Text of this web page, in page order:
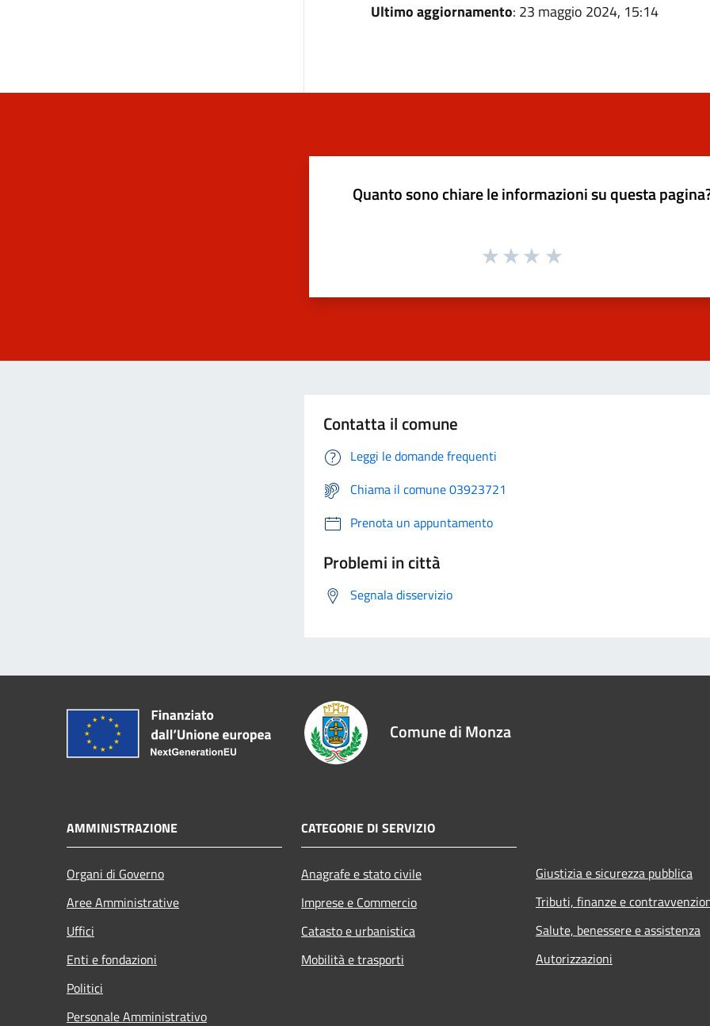
Ultimo aggiornamento: 23 maggio 2024, 15:14
Quanto sono chiare le informazioni su questa
Contatta il comune
Leggi le domande frequenti
Chiama il comune 03923721
Prenota un appuntamento
Problemi in città
Segnala disservizio
Comune di Monza
AMMINISTRAZIONE
Organi di Governo
Aree Amministrative
Uffici
Enti e fondazioni
Politici
Personale Amministrativo
CATEGORIE DI SERVIZIO
Anagrafe e stato civile
Imprese e Commercio
Catasto e urbanistica
Mobilità e trasporti
Giustizia e sicurezza pubblica
Tributi, finanze e
Salute, benessere e assistenza
Autorizzazioni